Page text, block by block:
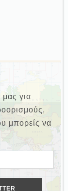
για
μπορείς να